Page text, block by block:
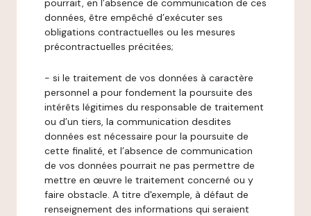
pourrait, en l’absence de communication de ces
données, être empêché d’exécuter ses
obligations contractuelles ou les mesures
précontractuelles précitées;
- si le traitement de vos données à caractère
personnel a pour fondement la poursuite des
intérêts légitimes du responsable de traitement
ou d’un tiers, la communication desdites
données est nécessaire pour la poursuite de
cette finalité, et l’absence de communication
de vos données pourrait ne pas permettre de
mettre en œuvre le traitement concerné ou y
faire obstacle. A titre d'exemple, à défaut de
renseignement des informations qui seraient